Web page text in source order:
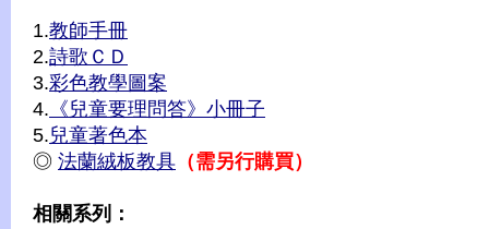
1.教師手冊
2.詩歌ＣＤ
3.彩色教學圖案
4. 《兒童要理問答》小冊子
5.兒童著色本
◎ 法蘭絨板教具 （需另行購買）
相關系列：